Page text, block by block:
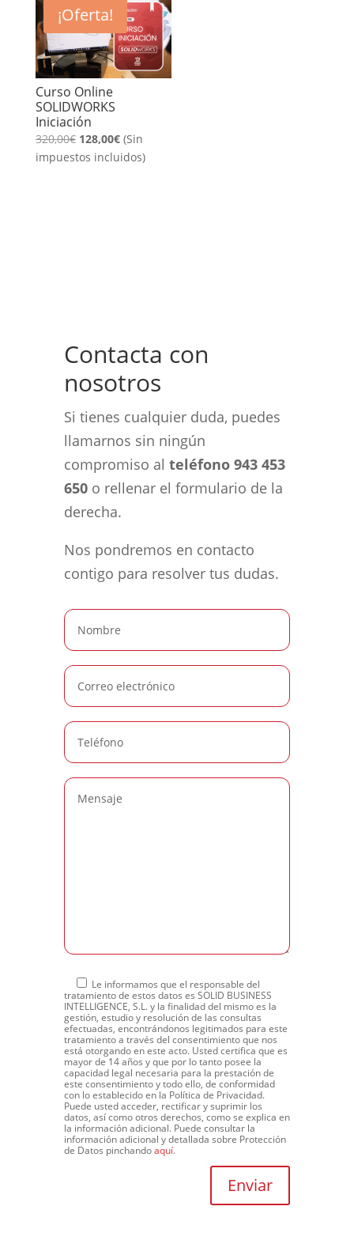
¡Oferta!
Curso Online
SOLIDWORKS
Iniciación
320,00€ El
precio
128,00€El
precio
(Sin
impuestos incluidos)
Contacta con
nosotros
Si tienes cualquier duda, puedes
llamarnos sin ningún
compromiso al teléfono 943 453
650o rellenar el formulario de la
derecha.
Nos pondremos en contacto
contigo para resolver tus dudas.
Le informamos que el responsable del
tratamiento de estos datos es SOLID BUSINESS
INTELLIGENCE, S.L. y la finalidad del mismo es la
gestión, estudio y resolución de las consultas
efectuadas, encontrándonos legitimados para este
tratamiento a través del consentimiento que nos
está otorgando en este acto. Usted certifica que es
mayor de 14 años y que por lo tanto posee la
capacidad legal necesaria para la prestación de
este consentimiento y todo ello, de conformidad
con lo establecido en la Política de Privacidad.
Puede usted acceder, rectificar y suprimir los
datos, así como otros derechos, como se explica en
la información adicional. Puede consultar la
información adicional y detallada sobre Protección
de Datos pinchandoaquí.